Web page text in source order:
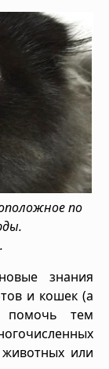
по
знания
и кошек (а
помочь тем
или